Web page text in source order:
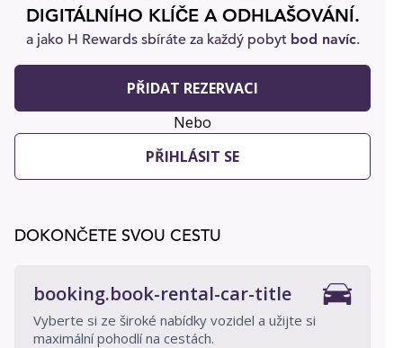
DIGITÁLNÍHO KLÍČE A ODHLAŠOVÁNÍ.
a jako H Rewards sbíráte za každý pobyt bod navíc.
PŘIDAT REZERVACI
Nebo
PŘIHLÁSIT SE
DOKONČETE SVOU CESTU
booking.book-rental-car-title
Vyberte si ze široké nabídky vozidel a užijte si
maximální pohodlí na cestách.